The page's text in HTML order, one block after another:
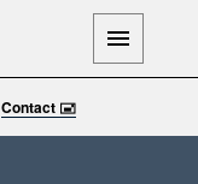
Contact 🖃